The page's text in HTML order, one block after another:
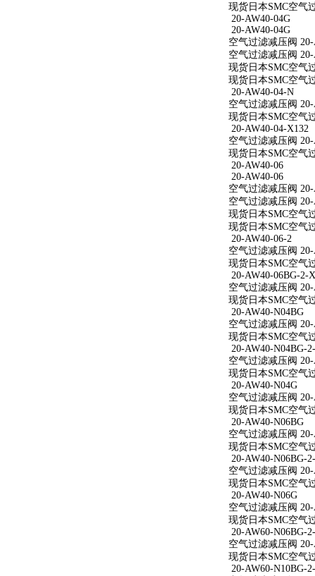
现货日本SMC空气
20-AW40-04G
20-AW40-04G
空气过滤减压阀 20-
空气过滤减压阀 20-
现货日本SMC空气
现货日本SMC空气
20-AW40-04-N
空气过滤减压阀
现货日本SMC空气
20-AW40-04-X132
空气过滤减压阀
现货日本SMC空气
20-AW40-06
20-AW40-06
空气过滤减压阀 20-
空气过滤减压阀 20-
现货日本SMC空气
现货日本SMC空气
20-AW40-06-2
空气过滤减压阀
现货日本SMC空气
20-AW40-06BG-2-
空气过滤减压阀
现货日本SMC空气
20-AW40-N04BG
空气过滤减压阀
现货日本SMC空气
20-AW40-N04BG-
空气过滤减压阀
现货日本SMC空气
20-AW40-N04G
空气过滤减压阀
现货日本SMC空气
20-AW40-N06BG
空气过滤减压阀
现货日本SMC空气
20-AW40-N06BG-
空气过滤减压阀
现货日本SMC空气
20-AW40-N06G
空气过滤减压阀
现货日本SMC空气
20-AW60-N06BG-
空气过滤减压阀
现货日本SMC空气
20-AW60-N10BG-